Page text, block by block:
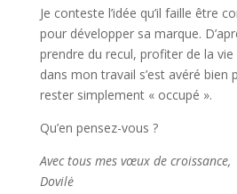
Je conteste l’idée qu’il faille être
pour développer sa marque.
prendre du recul, profiter de la
dans mon travail s’est avéré bien
rester simplement « occupé ».
Qu’en pensez-vous ?
Avec tous mes vœux de croissance,
Dovilė